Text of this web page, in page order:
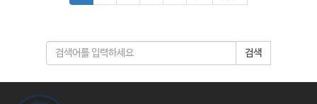
검색